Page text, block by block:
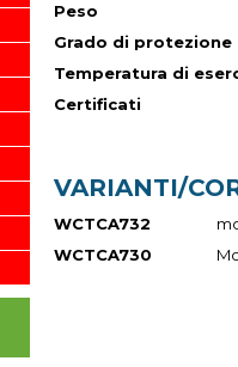
Peso
Grado di protezione
Temperatura di
Certificati
VARIANTI/
WCTCA732
WCTCA730